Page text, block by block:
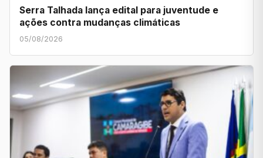
Serra Talhada lança edital para juventude e
ações contra mudanças climáticas
05/08/2026